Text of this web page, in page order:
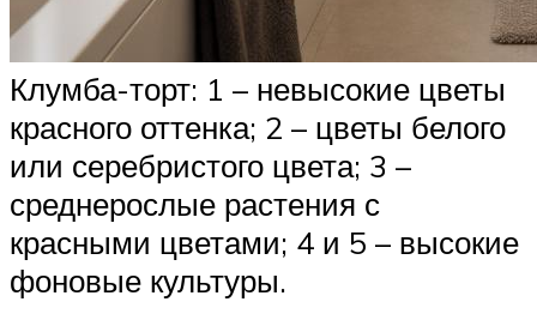
Клумба-торт: 1 – невысокие цветы
красного оттенка; 2 – цветы белого
или серебристого цвета; 3 –
среднерослые растения с
красными цветами; 4 и 5 – высокие
фоновые культуры.